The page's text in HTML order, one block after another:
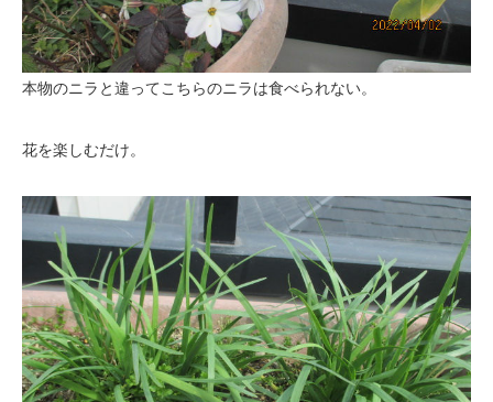
本物のニラと違ってこちらのニラは食べられない。
花を楽しむだけ。